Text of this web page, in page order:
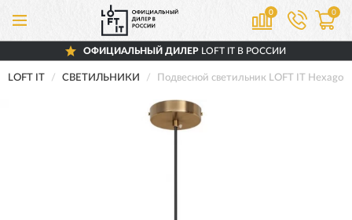
0 0
ОФИЦИАЛЬНЫЙ ДИЛЕРLOFT IT В РОССИИ
LOFT IT СВЕТИЛЬНИКИ Подвесной светильник LOFT IT